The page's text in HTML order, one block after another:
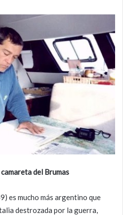
del Brumas
es mucho más argentino que
destrozada por la guerra,